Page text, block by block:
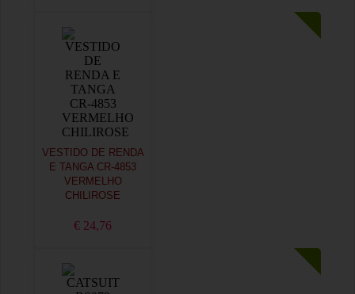
VESTIDO DE RENDA
E TANGA CR-4853
VERMELHO
CHILIROSE
€ 24,76